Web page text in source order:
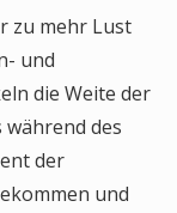
zu mehr Lust
und
die Weite der
während des
der
und